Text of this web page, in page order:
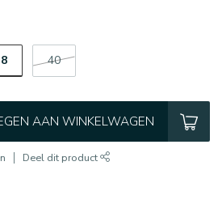
40
AAN WINKELWAGEN
Deel dit product